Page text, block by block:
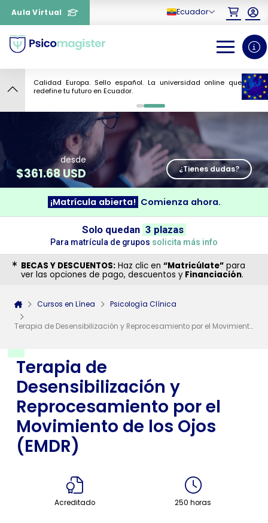
Aula Virtual Ecuador
Calidad Europa. Sello español. La universidad online que
redefine tu futuro en Ecuador.
0 1
Terapia de
Desensibilización y
Reprocesamiento por el
Movimiento de los Ojos
(EMDR)
Acreditado 250 horas
11
desde
$361.68 USD ¿Tienes dudas?
¡Matrícula abierta! Comienza ahora.
Solo quedan 3 plazas
Para matrícula de grupos solicita más info
BECAS Y DESCUENTOS: Haz clic en “Matricúlate” para
ver las opciones de pago, descuentos y Financiación.
Cursos en Línea Psicología Clínica
Terapia de Desensibilización y Reprocesamiento por el Movimiento de los Ojos (EMDR)
¿Necesitas más información
sobre un curso?